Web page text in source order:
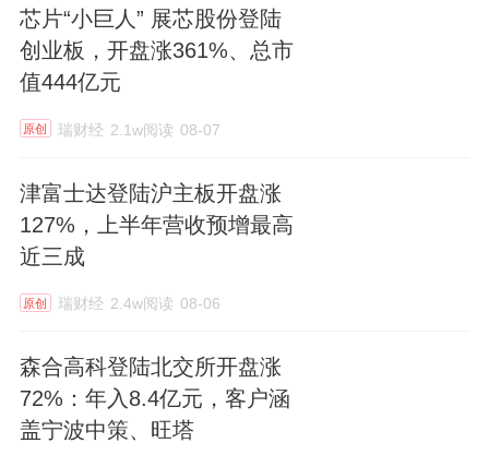
芯片“小巨人” 展芯股份登陆
创业板，开盘涨361%、总市
值444亿元
原创 瑞财经 2.1w阅读 08-07
津富士达登陆沪主板开盘涨
127%，上半年营收预增最高
近三成
原创 瑞财经 2.4w阅读 08-06
森合高科登陆北交所开盘涨
72%：年入8.4亿元，客户涵
盖宁波中策、旺塔